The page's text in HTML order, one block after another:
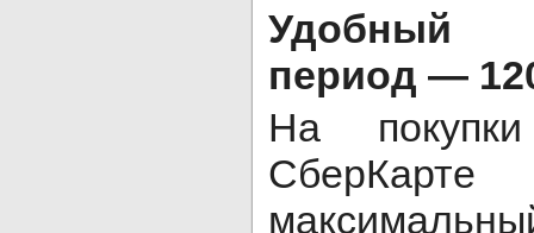
Удобный
период —
На